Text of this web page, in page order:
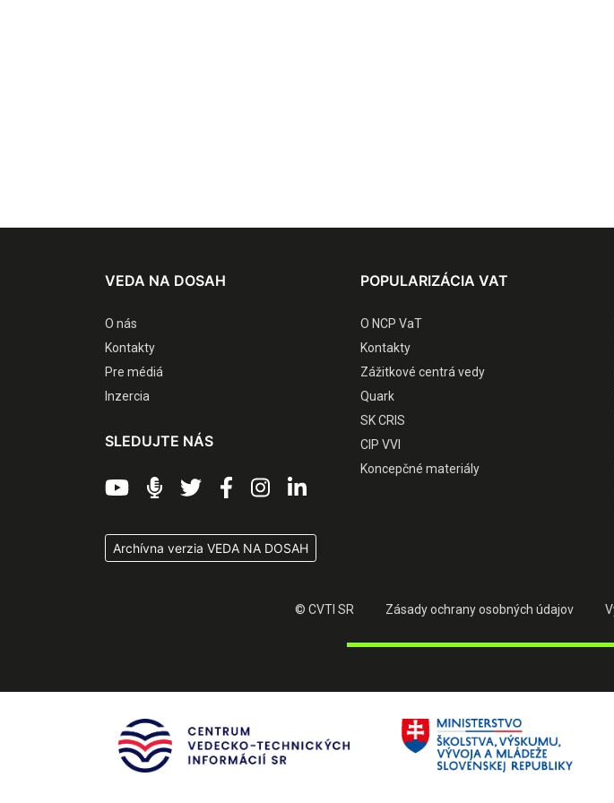
VEDA NA DOSAH
O nás
Kontakty
Pre médiá
Inzercia
SLEDUJTE NÁS
Archívna verzia VEDA NA DOSAH
POPULARIZÁCIA VAT
O NCP VaT
Kontakty
Zážitkové centrá vedy
Quark
SK CRIS
CIP VVI
Koncepčné materiály
© CVTI SR Zásady ochrany osobných údajov